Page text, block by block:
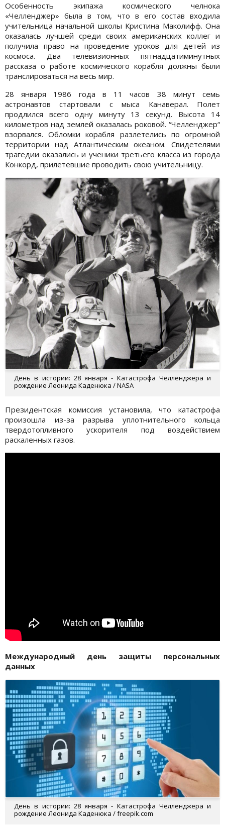
Особенность экипажа космического челнока
«Челленджер» была в том, что в его состав входила
учительница начальной школы Кристина Маколифф. Она
оказалась лучшей среди своих американских коллег и
получила право на проведение уроков для детей из
космоса. Два телевизионных пятнадцатиминутных
рассказа о работе космического корабля должны были
транслироваться на весь мир.
28 января 1986 года в 11 часов 38 минут семь
астронавтов стартовали с мыса Канаверал. Полет
продлился всего одну минуту 13 секунд. Высота 14
километров над землей оказалась роковой. “Челленджер“
взорвался. Обломки корабля разлетелись по огромной
территории над Атлантическим океаном. Свидетелями
трагедии оказались и ученики третьего класса из города
Конкорд, прилетевшие проводить свою учительницу.
День в истории: 28 января - Катастрофа Челленджера и
рождение Леонида Каденюка / NASA
Президентская комиссия установила, что катастрофа
произошла из-за разрыва уплотнительного кольца
твердотопливного ускорителя под воздействием
раскаленных газов.
Международный день защиты персональных
данных
День в истории: 28 января - Катастрофа Челленджера и
рождение Леонида Каденюка / freepik.com